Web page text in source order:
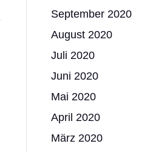
September 2020
August 2020
Juli 2020
Juni 2020
Mai 2020
April 2020
März 2020